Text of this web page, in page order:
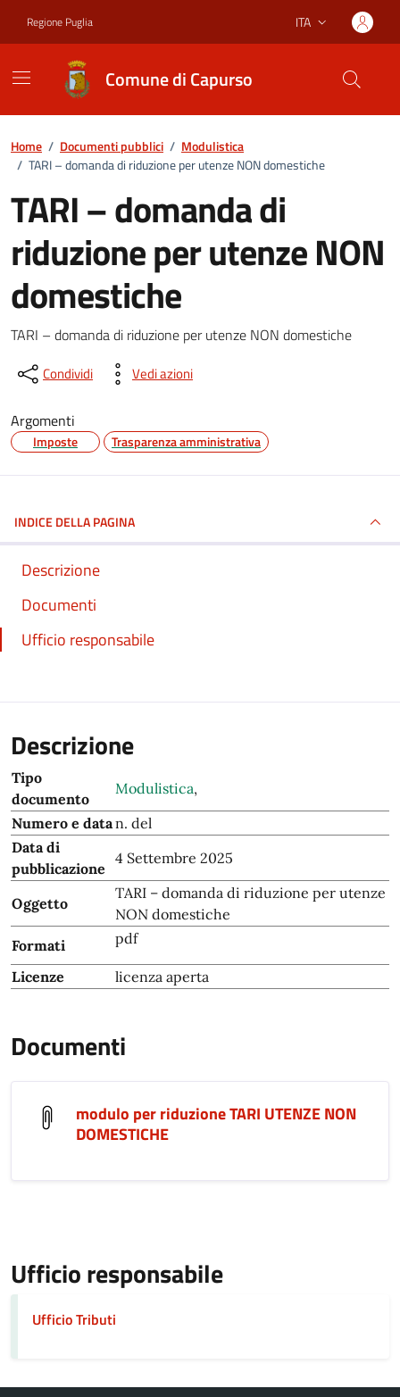
Regione Puglia Lingua attiva:
ITA
Comune di Capurso
Home / Documenti pubblici / Modulistica
/ TARI – domanda di riduzione per utenze NON domestiche
TARI – domanda di
riduzione per utenze NON
domestiche
Dettagli del documento
TARI – domanda di riduzione per utenze NON domestiche
Condividi Vedi azioni
Argomenti
Imposte Trasparenza amministrativa
INDICE DELLA PAGINA
Descrizione
Documenti
Ufficio responsabile
Descrizione
Tipo
documento
Modulistica,
Numero e datan. del
Data di
pubblicazione
4 Settembre 2025
Oggetto
TARI – domanda di riduzione per utenze
NON domestiche
Formati
pdf
Licenze licenza aperta
Documenti
modulo per riduzione TARI UTENZE NON
DOMESTICHE
Ufficio responsabile
Ufficio Tributi